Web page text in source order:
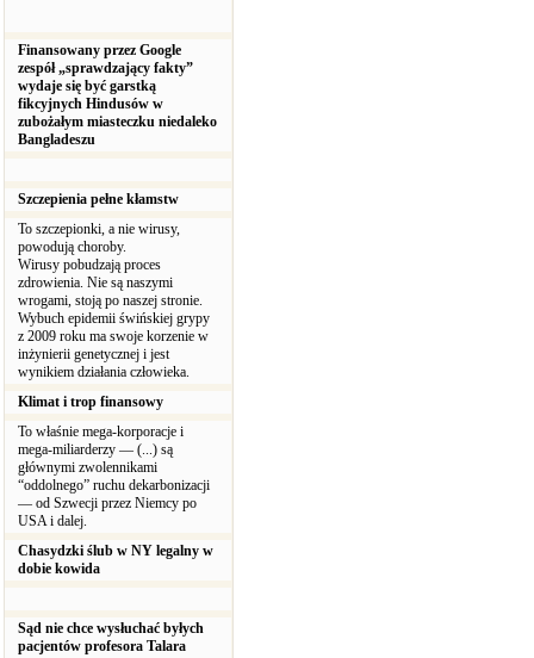
Finansowany przez Google
zespół „sprawdzający fakty”
wydaje się być garstką
fikcyjnych Hindusów w
zubożałym miasteczku niedaleko
Bangladeszu
Szczepienia pełne kłamstw
To szczepionki, a nie wirusy,
powodują choroby.
Wirusy pobudzają proces
zdrowienia. Nie są naszymi
wrogami, stoją po naszej stronie.
Wybuch epidemii świńskiej grypy
z 2009 roku ma swoje korzenie w
inżynierii genetycznej i jest
wynikiem działania człowieka.
Klimat i trop finansowy
To właśnie mega-korporacje i
mega-miliarderzy — (...) są
głównymi zwolennikami
“oddolnego” ruchu dekarbonizacji
— od Szwecji przez Niemcy po
USA i dalej.
Chasydzki ślub w NY legalny w
dobie kowida
Sąd nie chce wysłuchać byłych
pacjentów profesora Talara